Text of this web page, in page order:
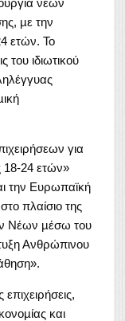
µε την
ετών. Το
του ιδιωτικού
για
18-24 ετών»
την Ευρωπαϊκή
πλαίσιο της
Νέων µέσω του
Ανθρώπινου
και